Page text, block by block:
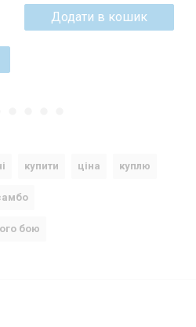
Додати в кошик
купити ціна куплю
бою